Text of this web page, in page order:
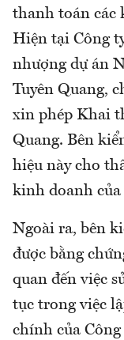
thanh toán các
Hiện tại Công
nhượng dự án
Tuyên Quang,
xin phép Khai
Quang. Bên
hiệu này cho
kinh doanh của
Ngoài ra, bên
được bằng
quan đến việc
tục trong việc
chính của Công